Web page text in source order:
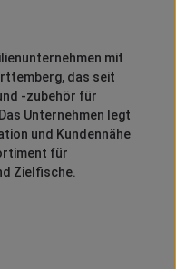
mit
das seit
-zubehör für
Das Unternehmen legt
und Kundennähe
für
Zielfische.